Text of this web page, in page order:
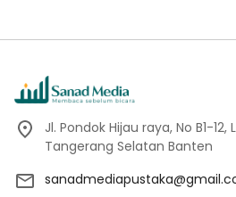
Jl. Pondok Hijau raya, No B1-
Tangerang Selatan Banten